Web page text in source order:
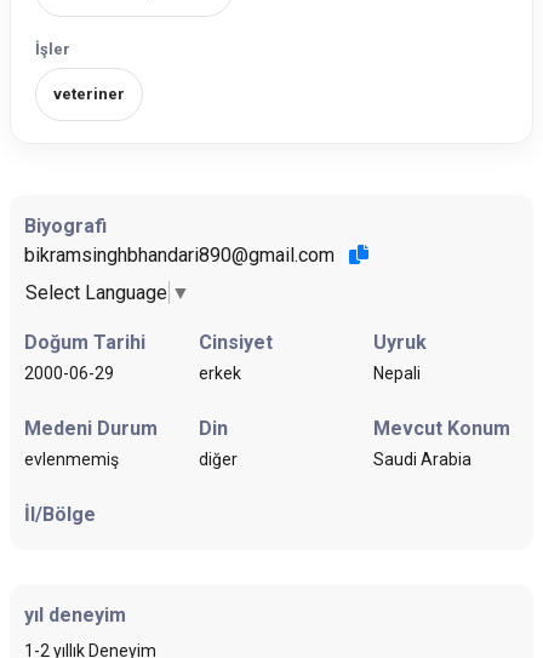
İşler
veteriner
Biyografi
bikramsinghbhandari890@gmail.com
Select Language ▼
Doğum Tarihi
2000-06-29
Cinsiyet
erkek
Uyruk
Nepali
Medeni Durum
evlenmemiş
Din
diğer
Mevcut Konum
Saudi Arabia
İl/Bölge
yıl deneyim
1-2 yıllık Deneyim